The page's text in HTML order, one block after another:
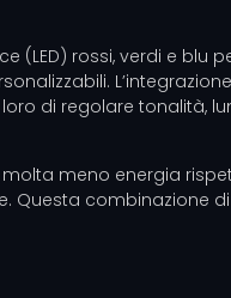
(LED) rossi, verdi e blu
di regolare tonalità,
molta meno energia
combinazione